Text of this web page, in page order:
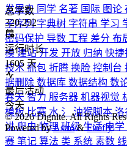
发展史 同学 名著 国际 图论
子序列字典树 字符串 学习
密码保护 导数 工程 差分 布
模建站开发 开放 归纳 快捷
技术 抓包 折腾 换脸 控制台
据删除 数据库 数据结构 数
春天智力 服务器 机器视觉
模板比赛 水氵油猴脚本洛
讲爬虫物理班级生活电学
赛 笔记 算法 类 系统 素数
总字数
320,292
运行时长
1605 天
最后活动
今天
©2026Dignite. All Rights
Powered byAstro&Firefly